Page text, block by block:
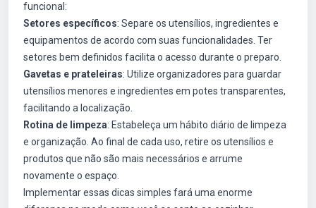
funcional:
Setores específicos: Separe os utensílios, ingredientes e
equipamentos de acordo com suas funcionalidades. Ter
setores bem definidos facilita o acesso durante o preparo.
Gavetas e prateleiras: Utilize organizadores para guardar
utensílios menores e ingredientes em potes transparentes,
facilitando a localização.
Rotina de limpeza: Estabeleça um hábito diário de limpeza
e organização. Ao final de cada uso, retire os utensílios e
produtos que não são mais necessários e arrume
novamente o espaço.
Implementar essas dicas simples fará uma enorme